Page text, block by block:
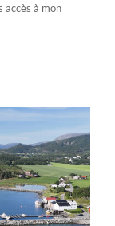
accès à mon